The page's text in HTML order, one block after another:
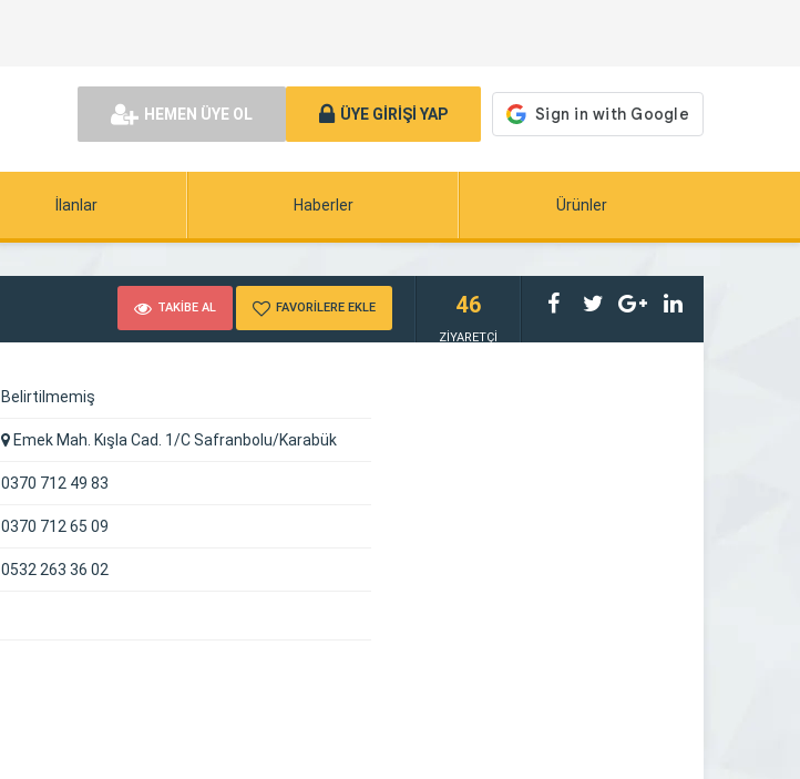
HEMEN ÜYE OL ÜYE GİRİŞİ YAP
İlanlar Haberler Ürünler
TAKİBE AL FAVORİLERE EKLE 46
ZİYARETÇİ
Belirtilmemiş
Emek Mah. Kışla Cad. 1/C Safranbolu/Karabük
0370 712 49 83
0370 712 65 09
0532 263 36 02